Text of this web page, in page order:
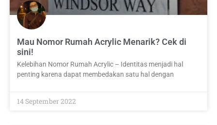
Mau Nomor Rumah Acrylic Menarik? Cek di
sini!
Kelebihan Nomor Rumah Acrylic – Identitas menjadi hal
penting karena dapat membedakan satu hal dengan
14 September 2022